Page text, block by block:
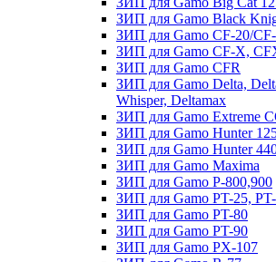
ЗИП для Gamo Black
ЗИП для Gamo CF-20/
ЗИП для Gamo CF-X,
ЗИП для Gamo CFR
ЗИП для Gamo Delta,
Whisper, Deltamax
ЗИП для Gamo Extreme
ЗИП для Gamo Hunter
ЗИП для Gamo Hunter
ЗИП для Gamo Maxima
ЗИП для Gamo P-800,900
ЗИП для Gamo PT-25,
ЗИП для Gamo PT-80
ЗИП для Gamo PT-90
ЗИП для Gamo PX-107